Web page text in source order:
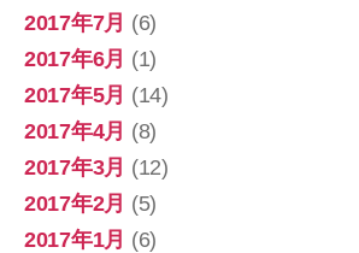
2017年7月 (6)
2017年6月 (1)
2017年5月 (14)
2017年4月 (8)
2017年3月 (12)
2017年2月 (5)
2017年1月 (6)